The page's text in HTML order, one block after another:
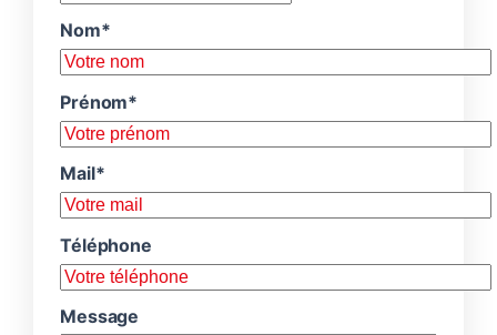
Nom*
Prénom*
Mail*
Téléphone
Message